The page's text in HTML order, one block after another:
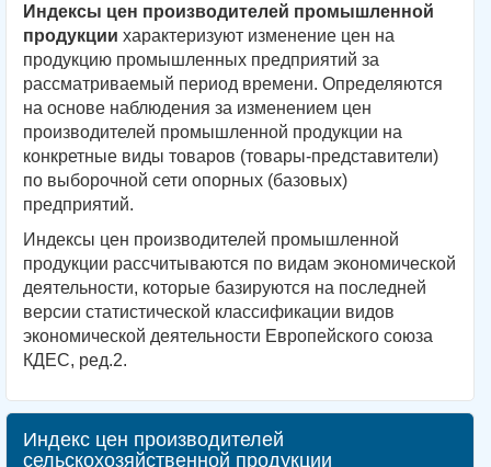
Индексы цен производителей промышленной
продукции характеризуют изменение цен на
продукцию промышленных предприятий за
рассматриваемый период времени. Определяются
на основе наблюдения за изменением цен
производителей промышленной продукции на
конкретные виды товаров (товары-представители)
по выборочной сети опорных (базовых)
предприятий.
Индексы цен производителей промышленной
продукции рассчитываются по видам экономической
деятельности, которые базируются на последней
версии статистической классификации видов
экономической деятельности Европейского союза
КДЕС, ред.2.
Индекс цен производителей
сельскохозяйственной продукции